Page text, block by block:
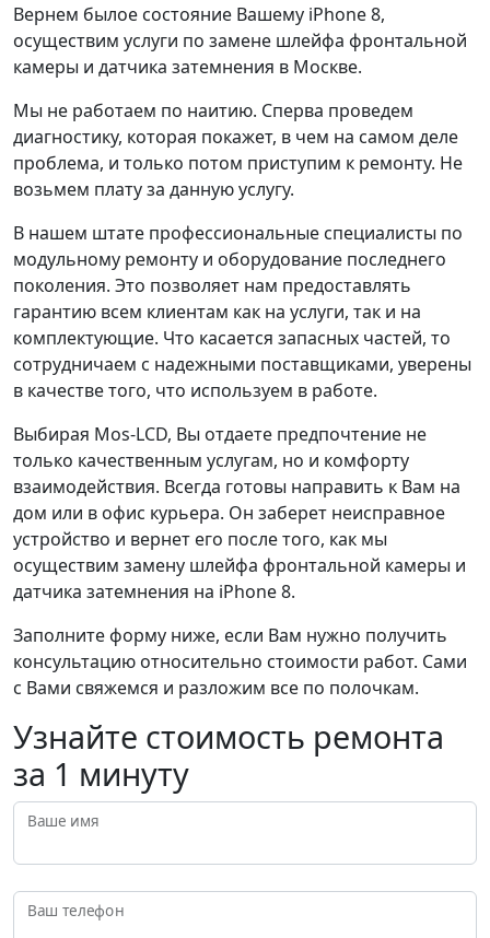
Вернем былое состояние Вашему iPhone 8,
осуществим услуги по замене шлейфа фронтальной
камеры и датчика затемнения в Москве.
Мы не работаем по наитию. Сперва проведем
диагностику, которая покажет, в чем на самом деле
проблема, и только потом приступим к ремонту. Не
возьмем плату за данную услугу.
В нашем штате профессиональные специалисты по
модульному ремонту и оборудование последнего
поколения. Это позволяет нам предоставлять
гарантию всем клиентам как на услуги, так и на
комплектующие. Что касается запасных частей, то
сотрудничаем с надежными поставщиками, уверены
в качестве того, что используем в работе.
Выбирая Mos-LCD, Вы отдаете предпочтение не
только качественным услугам, но и комфорту
взаимодействия. Всегда готовы направить к Вам на
дом или в офис курьера. Он заберет неисправное
устройство и вернет его после того, как мы
осуществим замену шлейфа фронтальной камеры и
датчика затемнения на iPhone 8.
Заполните форму ниже, если Вам нужно получить
консультацию относительно стоимости работ. Сами
с Вами свяжемся и разложим все по полочкам.
Узнайте стоимость ремонта
за 1 минуту
Ваше имя
Ваш телефон